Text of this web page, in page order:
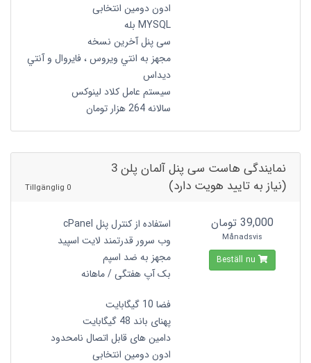
ادون دومین انتخابی
MYSQL بله
سی پنل آخرین نسخه
مجهز به انتي ويروس ، فايروال و آنتي
ديداس
سیستم عامل کلاد لینوکس
سالانه 264 هزار تومان
نمایندگی هاست سی پنل آلمان پلن 3
(نیاز به تایید هویت دارد)
0 Tillgänglig
استفاده از کنترل پنل cPanel
وب سرور قدرتمند لایت اسپید
مجهز به ضد اسپم
بک آپ هفتگی / ماهانه
فضا 10 گیگابایت
پهنای باند 48 گیگابایت
دامین های قابل اتصال نامحدود
ادون دومین انتخابی
39,000 تومان
Månadsvis